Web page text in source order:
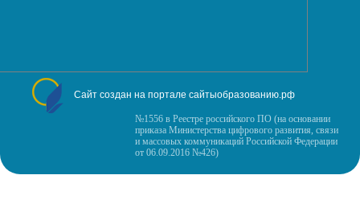
Сайт создан на портале сайтыобразованию.рф
№1556 в Реестре российского ПО (на основании
приказа Министерства цифрового развития, связи
и массовых коммуникаций Российской Федерации
от 06.09.2016 №426)